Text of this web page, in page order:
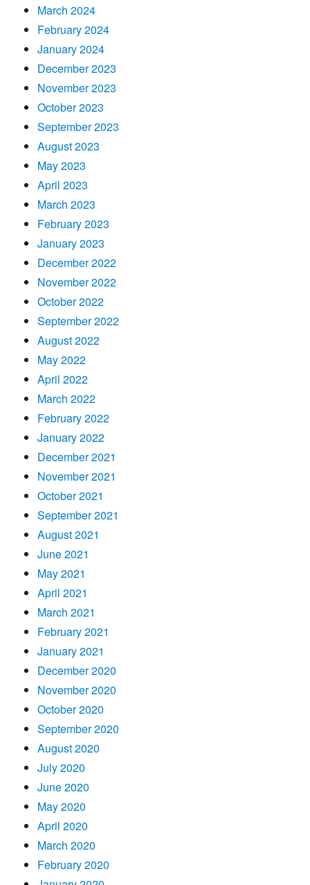
March 2024
February 2024
January 2024
December 2023
November 2023
October 2023
September 2023
August 2023
May 2023
April 2023
March 2023
February 2023
January 2023
December 2022
November 2022
October 2022
September 2022
August 2022
May 2022
April 2022
March 2022
February 2022
January 2022
December 2021
November 2021
October 2021
September 2021
August 2021
June 2021
May 2021
April 2021
March 2021
February 2021
January 2021
December 2020
November 2020
October 2020
September 2020
August 2020
July 2020
June 2020
May 2020
April 2020
March 2020
February 2020